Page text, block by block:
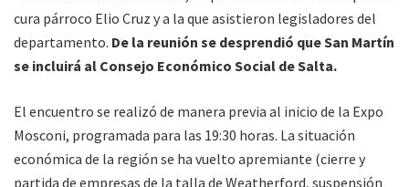
cura párroco Elio Cruz y a la que asistieron legisladores del
departamento. De la reunión se desprendió que San Martín
se incluirá al Consejo Económico Social de Salta.
El encuentro se realizó de manera previa al inicio de la Expo
Mosconi, programada para las 19:30 horas. La situación
económica de la región se ha vuelto apremiante (cierre y
partida de empresas de la talla de Weatherford, suspensión